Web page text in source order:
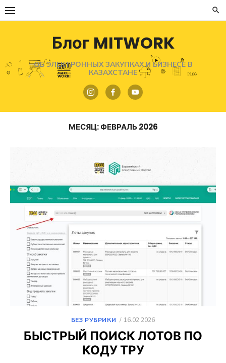
Перейти
к
содержимомуБлог MITWORK
ОБ ЭЛЕКТРОННЫХ ЗАКУПКАХ И БИЗНЕСЕ В
КАЗАХСТАНЕ
МЕСЯЦ:ФЕВРАЛЬ 2026
БЕЗ РУБРИКИ ОПУБЛИКОВАНО
16.02.2026
БЫСТРЫЙ ПОИСК ЛОТОВ ПО
КОДУ ТРУ